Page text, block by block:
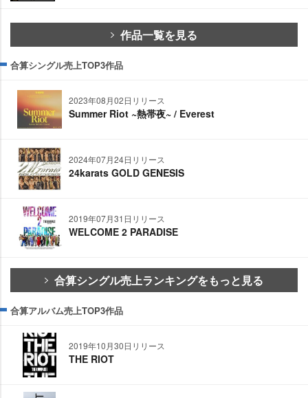
作品一覧を見る
合算シングル売上TOP3作品
2023年08月02日リリース
Summer Riot ~熱帯夜~ / Everest
2024年07月24日リリース
24karats GOLD GENESIS
2019年07月31日リリース
WELCOME 2 PARADISE
合算シングル売上ランキングをもっと見る
合算アルバム売上TOP3作品
2019年10月30日リリース
THE RIOT